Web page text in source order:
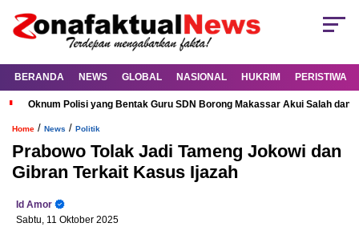
BERANDA NEWS GLOBAL NASIONAL HUKRIM PERISTIWA
Oknum Polisi yang Bentak Guru SDN Borong Makassar Akui Salah dan
Home / News / Politik
Prabowo Tolak Jadi Tameng Jokowi dan
Gibran Terkait Kasus Ijazah
Id Amor
Sabtu, 11 Oktober 2025